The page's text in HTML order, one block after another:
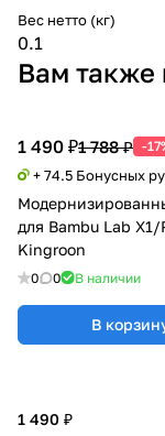
Вес нетто (кг)
0.1
Вам также
1 490 ₽1 788 ₽ -
+ 74.5 Бонусных
для Bambu Lab X1/
Kingroon
0 0 В наличии
В
1 490 ₽